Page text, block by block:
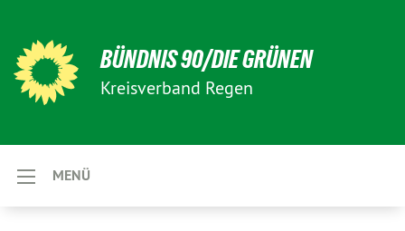
BÜNDNIS 90/DIE GRÜNEN
Kreisverband Regen
MENÜ